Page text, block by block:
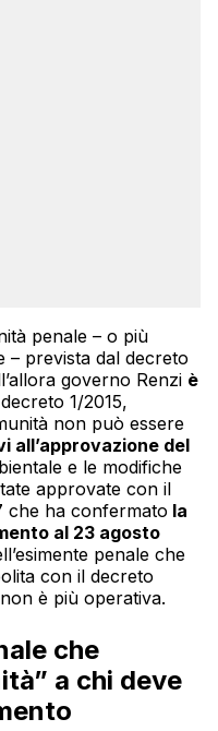
penale – o più
– prevista dal decreto
governo Renzi è
1/2015,
non può essere
all’approvazione del
e le modifiche
approvate con il
che ha confermato la
al 23 agosto
penale che
con il decreto
è più operativa.
che
a chi deve